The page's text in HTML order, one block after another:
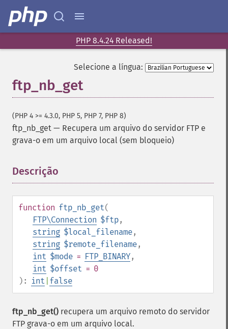
PHP 8.4.24 Released!
Selecione a língua:
ftp_nb_get
(PHP 4 >= 4.3.0, PHP 5, PHP 7, PHP 8)
ftp_nb_get — Recupera um arquivo do servidor FTP e
grava-o em um arquivo local (sem bloqueio)
Descrição
function ftp_nb_get(
FTP\Connection $ftp,
string $local_filename,
string $remote_filename,
int $mode = FTP_BINARY,
int $offset = 0
):
int false
ftp_nb_get() recupera um arquivo remoto do servidor
FTP grava-o em um arquivo local.